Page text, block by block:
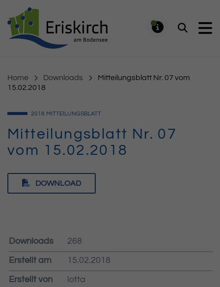
Suchen
Home Downloads
Mitteilungsblatt Nr. 07 vom
15.02.2018
2018 MITTEILUNGSBLATT
Mitteilungsblatt Nr. 07
vom 15.02.2018
DOWNLOAD
Downloads 268
Erstellt am 15.02.2018
Erstellt von lotta